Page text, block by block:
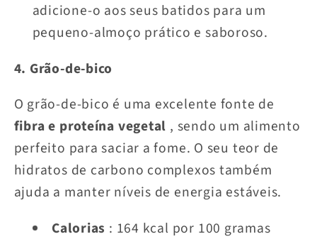
adicione-o aos seus batidos para um
pequeno-almoço prático e saboroso.
4. Grão-de-bico
O grão-de-bico é uma excelente fonte de
fibra e proteína vegetal , sendo um alimento
perfeito para saciar a fome. O seu teor de
hidratos de carbono complexos também
ajuda a manter níveis de energia estáveis.
Calorias : 164 kcal por 100 gramas